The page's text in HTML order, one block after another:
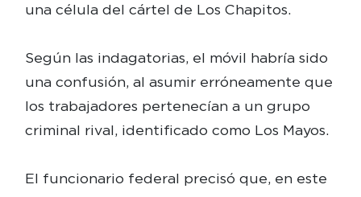
una célula del cártel de Los Chapitos.
Según las indagatorias, el móvil habría sido
una confusión, al asumir erróneamente que
los trabajadores pertenecían a un grupo
criminal rival, identificado como Los Mayos.
El funcionario federal precisó que, en este